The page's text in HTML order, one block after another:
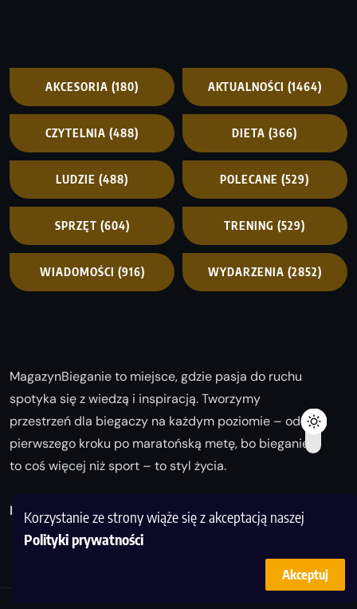
Korzystanie ze strony wiąże się z akceptacją naszej
Polityki prywatności
Akceptuj
AKCESORIA (180) AKTUALNOŚCI (1464)
CZYTELNIA (488) DIETA (366)
LUDZIE (488) POLECANE (529)
SPRZĘT (604) TRENING (529)
WIADOMOŚCI (916) WYDARZENIA (2852)
MagazynBieganie to miejsce, gdzie pasja do ruchu
spotyka się z wiedzą i inspiracją. Tworzymy
przestrzeń dla biegaczy na każdym poziomie – od
pierwszego kroku po maratońską metę, bo bieganie
to coś więcej niż sport – to styl życia.
Biegaj z nami i odkrywaj swoją najlepszą wersję!